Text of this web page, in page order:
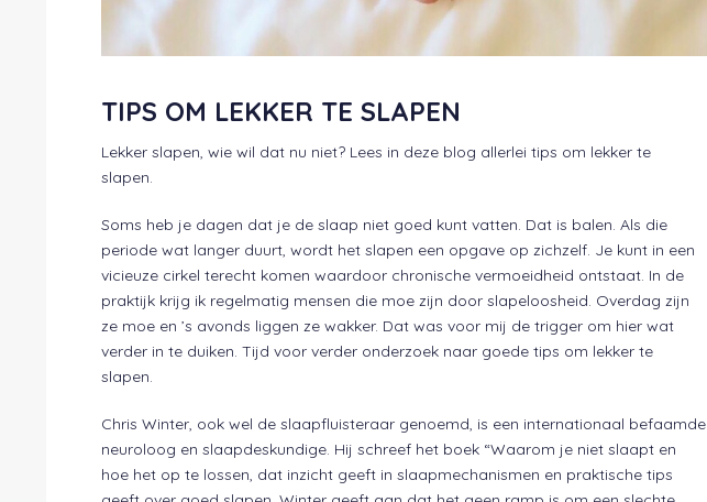
TIPS OM LEKKER TE SLAPEN
Lekker slapen, wie wil dat nu niet? Lees in deze blog allerlei tips om lekker te
slapen.
Soms heb je dagen dat je de slaap niet goed kunt vatten. Dat is balen. Als die
periode wat langer duurt, wordt het slapen een opgave op zichzelf. Je kunt in een
vicieuze cirkel terecht komen waardoor chronische vermoeidheid ontstaat. In de
praktijk krijg ik regelmatig mensen die moe zijn door slapeloosheid. Overdag zijn
ze moe en ’s avonds liggen ze wakker. Dat was voor mij de trigger om hier wat
verder in te duiken. Tijd voor verder onderzoek naar goede tips om lekker te
slapen.
Chris Winter, ook wel de slaapfluisteraar genoemd, is een internationaal befaamde
neuroloog en slaapdeskundige. Hij schreef het boek “Waarom je niet slaapt en
hoe het op te lossen, dat inzicht geeft in slaapmechanismen en praktische tips